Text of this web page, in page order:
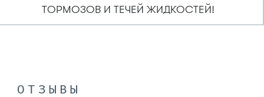
ТОРМОЗОВ И ТЕЧЕЙ ЖИДКОСТЕЙ!
ОТЗЫВЫ